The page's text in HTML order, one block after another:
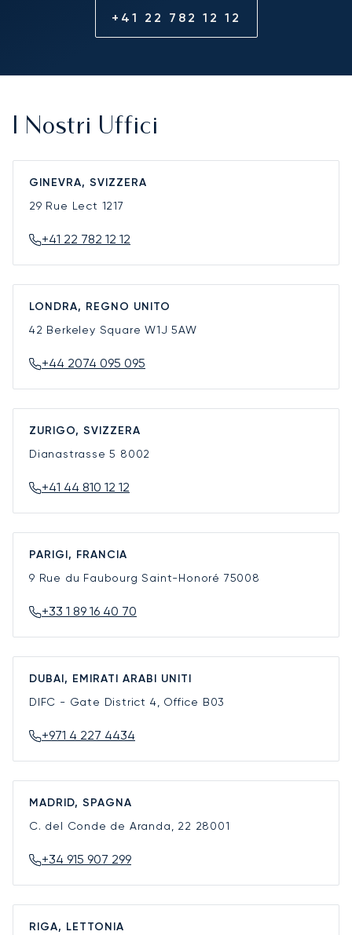
+41 22 782 12 12
I Nostri Uffici
GINEVRA, SVIZZERA
29 Rue Lect 1217
+41 22 782 12 12
LONDRA, REGNO UNITO
42 Berkeley SquareW1J 5AW
+44 2074 095 095
ZURIGO, SVIZZERA
Dianastrasse 5 8002
+41 44 810 12 12
PARIGI, FRANCIA
9 Rue du Faubourg Saint-Honoré 75008
+33 1 89 16 40 70
DUBAI, EMIRATI ARABI UNITI
DIFC - Gate District 4, Office B03
+971 4 227 4434
MADRID, SPAGNA
C. del Conde de Aranda, 22 28001
+34 915 907 299
RIGA, LETTONIA